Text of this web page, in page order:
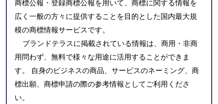
商標公報・登録商標公報を用いて、商標に関する情報を
広く一般の方々に提供することを目的とした国内最大規
模の商標情報サービスです。
ブランドテラスに掲載されている情報は、商用・非商
用問わず、無料で様々な用途に活用することができま
す。 自身のビジネスの商品、サービスのネーミング、商
標出願、商標申請の際の参考情報としてご利用くださ
い。